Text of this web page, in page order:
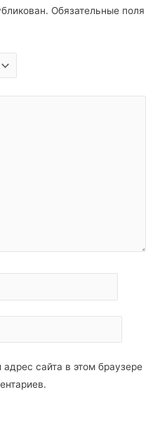
Обязательные поля
сайта в этом браузере